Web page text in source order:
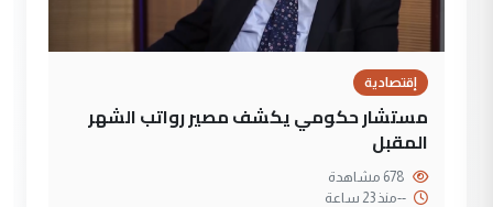
إقتصادية
مستشار حكومي يكشف مصير رواتب الشهر
المقبل
--منذ 23 ساعة